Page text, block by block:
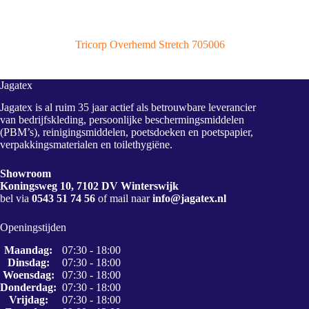
Tricorp Overhemd Stretch 705006
Jagatex
Jagatex is al ruim 35 jaar actief als betrouwbare leverancier
van bedrijfskleding, persoonlijke beschermingsmiddelen
(PBM’s), reinigingsmiddelen, poetsdoeken en poetspapier,
verpakkingsmaterialen en toilethygiëne.
Showroom
Koningsweg 10, 7102 DV Winterswijk
bel via 0543 51 74 56 of mail naarinfo@jagatex.nl
Openingstijden
Maandag:
07:30 - 18:00
Dinsdag:
07:30 - 18:00
Woensdag:
07:30 - 18:00
Donderdag: 07:30 - 18:00
Vrijdag:
07:30 - 18:00